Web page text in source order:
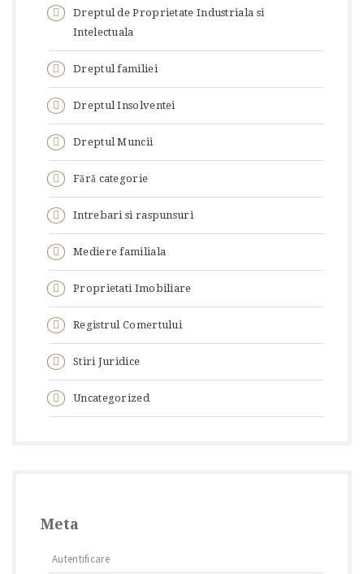
Dreptul de Proprietate Industriala si
Intelectuala
Dreptul familiei
Dreptul Insolventei
Dreptul Muncii
Fără categorie
Intrebari si raspunsuri
Mediere familiala
Proprietati Imobiliare
Registrul Comertului
Stiri Juridice
Uncategorized
Meta
Autentificare